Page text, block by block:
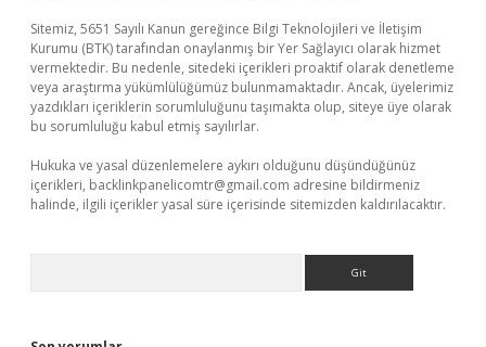
Sitemiz, 5651 Sayılı Kanun gereğince Bilgi Teknolojileri ve İletişim
Kurumu (BTK) tarafından onaylanmış bir Yer Sağlayıcı olarak hizmet
vermektedir. Bu nedenle, sitedeki içerikleri proaktif olarak denetleme
veya araştırma yükümlülüğümüz bulunmamaktadır. Ancak, üyelerimiz
yazdıkları içeriklerin sorumluluğunu taşımakta olup, siteye üye olarak
bu sorumluluğu kabul etmiş sayılırlar.
Hukuka ve yasal düzenlemelere aykırı olduğunu düşündüğünüz
içerikleri, backlinkpanelicomtr@gmail.com adresine bildirmeniz
halinde, ilgili içerikler yasal süre içerisinde sitemizden kaldırılacaktır.